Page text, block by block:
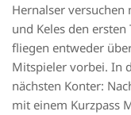
Hernalser versuchen
und Keles den
fliegen entweder
Mitspieler vorbei. In
nächsten Konter:
mit einem Kurzpass